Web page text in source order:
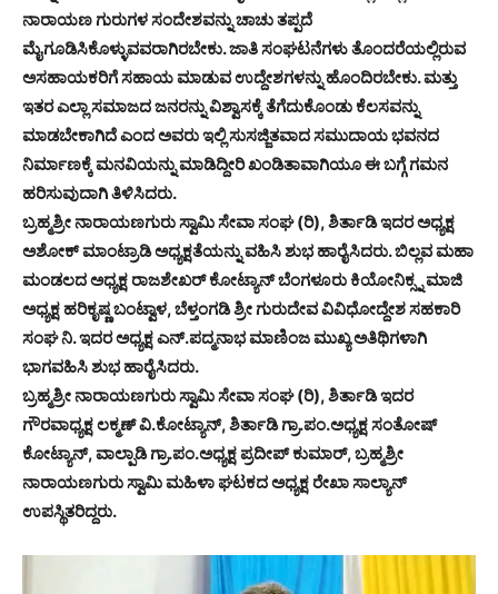
ನಾರಾಯಣ ಗುರುಗಳ ಸಂದೇಶವನ್ನು ಚಾಚು ತಪ್ಪದೆ
ಮೈಗೂಡಿಸಿಕೊಳ್ಳುವವರಾಗಿರಬೇಕು. ಜಾತಿ ಸಂಘಟನೆಗಳು ತೊಂದರೆಯಲ್ಲಿರುವ
ಅಸಹಾಯಕರಿಗೆ ಸಹಾಯ ಮಾಡುವ ಉದ್ದೇಶಗಳನ್ನು ಹೊಂದಿರಬೇಕು. ಮತ್ತು
ಇತರ ಎಲ್ಲಾ ಸಮಾಜದ ಜನರನ್ನು ವಿಶ್ವಾಸಕ್ಕೆ ತೆಗೆದುಕೊಂಡು ಕೆಲಸವನ್ನು
ಮಾಡಬೇಕಾಗಿದೆ ಎಂದ ಅವರು ಇಲ್ಲಿ ಸುಸಜ್ಜಿತವಾದ ಸಮುದಾಯ ಭವನದ
ನಿರ್ಮಾಣಕ್ಕೆ ಮನವಿಯನ್ನು ಮಾಡಿದ್ದೀರಿ ಖಂಡಿತಾವಾಗಿಯೂ ಈ ಬಗ್ಗೆ ಗಮನ
ಹರಿಸುವುದಾಗಿ ತಿಳಿಸಿದರು.
ಬ್ರಹ್ಮಶ್ರೀ ನಾರಾಯಣಗುರು ಸ್ವಾಮಿ ಸೇವಾ ಸಂಘ (ರಿ), ಶಿರ್ತಾಡಿ ಇದರ ಅಧ್ಯಕ್ಷ
ಅಶೋಕ್ ಮಾಂಟ್ರಾಡಿ ಅಧ್ಯಕ್ಷತೆಯನ್ನು ವಹಿಸಿ ಶುಭ ಹಾರೈಸಿದರು. ಬಿಲ್ಲವ ಮಹಾ
ಮಂಡಲದ ಅಧ್ಯಕ್ಷ ರಾಜಶೇಖರ್ ಕೋಟ್ಯಾನ್ ಬೆಂಗಳೂರು ಕಿಯೋನಿಕ್ಸ್ನ ಮಾಜಿ
ಅಧ್ಯಕ್ಷ ಹರಿಕೃಷ್ಣ ಬಂಟ್ವಾಳ, ಬೆಳ್ತಂಗಡಿ ಶ್ರೀ ಗುರುದೇವ ವಿವಿಧೋದ್ದೇಶ ಸಹಕಾರಿ
ಸಂಘ ನಿ. ಇದರ ಅಧ್ಯಕ್ಷ ಎನ್.ಪದ್ಮನಾಭ ಮಾಣಿಂಜ ಮುಖ್ಯ ಅತಿಥಿಗಳಾಗಿ
ಭಾಗವಹಿಸಿ ಶುಭ ಹಾರೈಸಿದರು.
ಬ್ರಹ್ಮಶ್ರೀ ನಾರಾಯಣಗುರು ಸ್ವಾಮಿ ಸೇವಾ ಸಂಘ (ರಿ), ಶಿರ್ತಾಡಿ ಇದರ
ಗೌರವಾಧ್ಯಕ್ಷ ಲಕ್ಮಣ್ ವಿ.ಕೋಟ್ಯಾನ್, ಶಿರ್ತಾಡಿ ಗ್ರಾ.ಪಂ.ಅಧ್ಯಕ್ಷ ಸಂತೋಷ್
ಕೋಟ್ಯಾನ್, ವಾಲ್ಪಾಡಿ ಗ್ರಾ.ಪಂ.ಅಧ್ಯಕ್ಷ ಪ್ರದೀಪ್ ಕುಮಾರ್, ಬ್ರಹ್ಮಶ್ರೀ
ನಾರಾಯಣಗುರು ಸ್ವಾಮಿ ಮಹಿಳಾ ಘಟಕದ ಅಧ್ಯಕ್ಷ ರೇಖಾ ಸಾಲ್ಯಾನ್
ಉಪಸ್ಥಿತರಿದ್ದರು.